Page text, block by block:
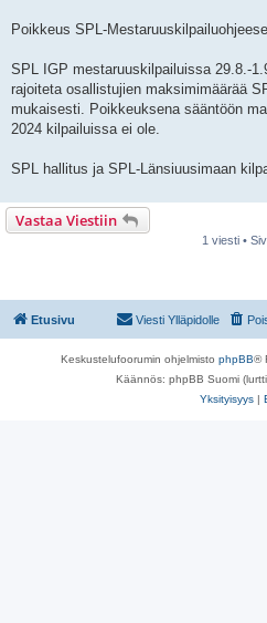
i
Poikkeus SPL-
SPL IGP mestaruuskilpailuissa 29.8.-
rajoiteta osallistujien maksimimäärää
mukaisesti. Poikkeuksena sääntöön
2024 kilpailuissa ei ole.
SPL hallitus ja SPL-Länsiuusimaan
Vastaa Viestiin
1 viesti •
Etusivu Viesti Ylläpidolle
Keskustelufoorumin ohjelmisto phpBB®
Käännös: phpBB Suomi
Yksityisyys |